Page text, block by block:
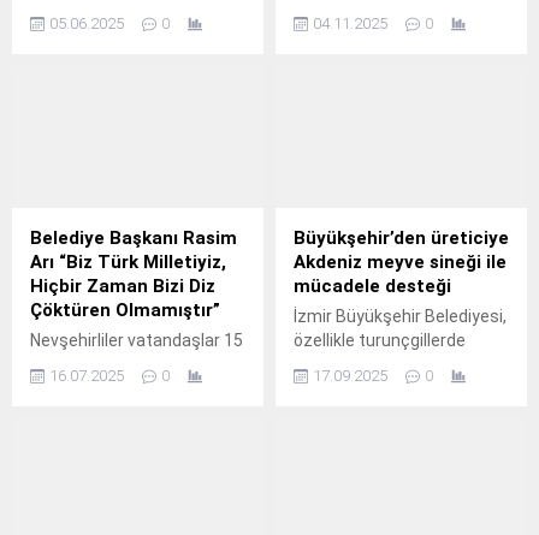
yayımladığı Kurban Bayramı
dolayısıyla bir kutlama
mesajı yayımladı.
Mesajında, bayramların
toplumsal birlik, beraberlik
ve kardeşlik duygularını
pekiştiren özel günler
olduğuna dikkat çeken
05.06.2025 0
düzenleme çalışmaları
04.11.2025 0
Belediye Başkanı Rasim
Arı “Biz Türk Milletiyiz,
Hiçbir Zaman Bizi Diz
Çöktüren Olmamıştır”
Nevşehirliler vatandaşlar 15
Birlik Günü’nün
16.07.2025 0
Büyükşehir’den üreticiye
Akdeniz meyve sineği ile
mücadele desteği
İzmir Büyükşehir Belediyesi,
özellikle turunçgillerde
sineğine karşı Karaburunlu
17.09.2025 0